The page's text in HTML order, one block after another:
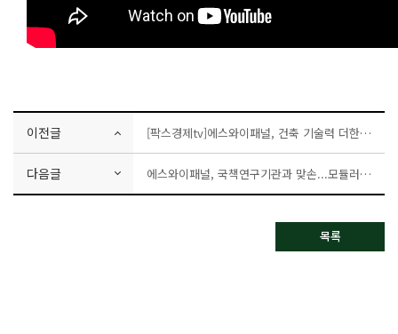
이전글 [팍스경제tv]에스와이패널, 건축 기술력 더한 '지붕 태양광' 선보여···
다음글 에스와이패널, 국책연구기관과 맞손...모듈러주택 개발 가속화
목록